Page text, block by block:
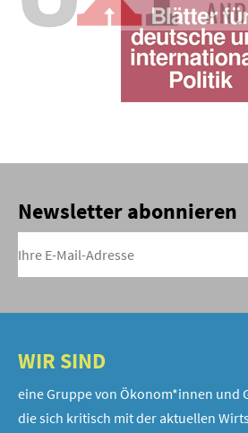
Newsletter abonnieren
WIR SIND
eine Gruppe von Ökonom*innen und
die sich kritisch mit der aktuellen